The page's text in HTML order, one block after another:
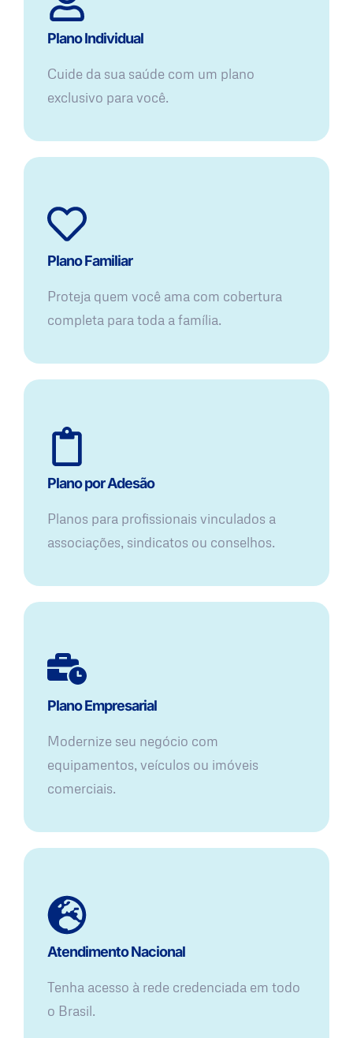
Plano Individual
Cuide da sua saúde com um plano
exclusivo para você.
Plano Familiar
Proteja quem você ama com cobertura
completa para toda a família.
Plano por Adesão
Planos para profissionais vinculados a
associações, sindicatos ou conselhos.
Plano Empresarial
Modernize seu negócio com
equipamentos, veículos ou imóveis
comerciais.
Atendimento Nacional
Tenha acesso à rede credenciada em todo
o Brasil.